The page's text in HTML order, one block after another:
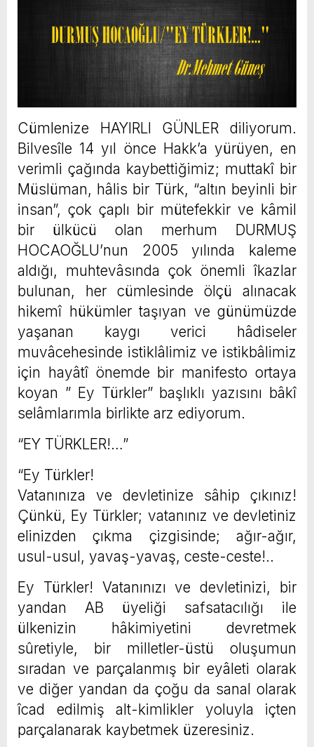
Cümlenize HAYIRLI GÜNLER diliyorum.
Bilvesîle 14 yıl önce Hakk’a yürüyen, en
verimli çağında kaybettiğimiz; muttakî bir
Müslüman, hâlis bir Türk, “altın beyinli bir
insan”, çok çaplı bir mütefekkir ve kâmil
bir ülkücü olan merhum DURMUŞ
HOCAOĞLU’nun 2005 yılında kaleme
aldığı, muhtevâsında çok önemli îkazlar
bulunan, her cümlesinde ölçü alınacak
hikemî hükümler taşıyan ve günümüzde
yaşanan kaygı verici hâdiseler
muvâcehesinde istiklâlimiz ve istikbâlimiz
için hayâtî önemde bir manifesto ortaya
koyan ” Ey Türkler” başlıklı yazısını bâkî
selâmlarımla birlikte arz ediyorum.
“EY TÜRKLER!…”
“Ey Türkler!
Vatanınıza ve devletinize sâhip çıkınız!
Çünkü, Ey Türkler; vatanınız ve devletiniz
elinizden çıkma çizgisinde; ağır-ağır,
usul-usul, yavaş-yavaş, ceste-ceste!..
Ey Türkler! Vatanınızı ve devletinizi, bir
yandan AB üyeliği safsatacılığı ile
ülkenizin hâkimiyetini devretmek
sûretiyle, bir milletler-üstü oluşumun
sıradan ve parçalanmış bir eyâleti olarak
ve diğer yandan da çoğu da sanal olarak
îcad edilmiş alt-kimlikler yoluyla içten
parçalanarak kaybetmek üzeresiniz.